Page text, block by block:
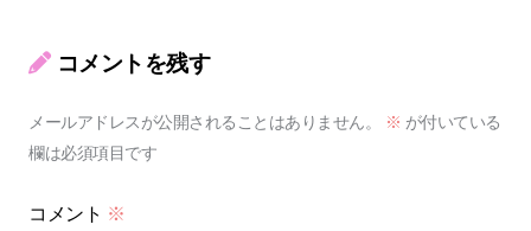
コメントを残す
メールアドレスが公開されることはありません。 ※ が付いている
欄は必須項目です
コメント ※